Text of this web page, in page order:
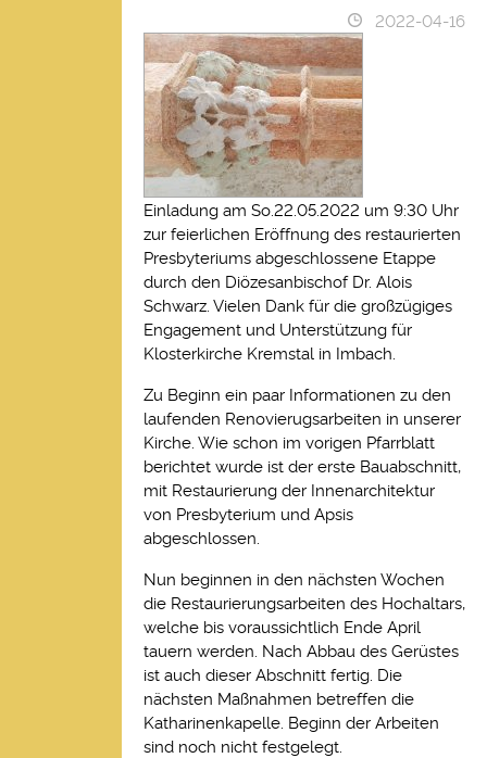
2022-04-16
Einladung am So.22.05.2022 um 9:30 Uhr
zur feierlichen Eröffnung des restaurierten
Presbyteriums abgeschlossene Etappe
durch den Diözesanbischof Dr. Alois
Schwarz. Vielen Dank für die großzügiges
Engagement und Unterstützung für
Klosterkirche Kremstal in Imbach.
Zu Beginn ein paar Informationen zu den
laufenden Renovierugsarbeiten in unserer
Kirche. Wie schon im vorigen Pfarrblatt
berichtet wurde ist der erste Bauabschnitt,
mit Restaurierung der Innenarchitektur
von Presbyterium und Apsis
abgeschlossen.
Nun beginnen in den nächsten Wochen
die Restaurierungsarbeiten des Hochaltars,
welche bis voraussichtlich Ende April
tauern werden. Nach Abbau des Gerüstes
ist auch dieser Abschnitt fertig. Die
nächsten Maßnahmen betreffen die
Katharinenkapelle. Beginn der Arbeiten
sind noch nicht festgelegt.